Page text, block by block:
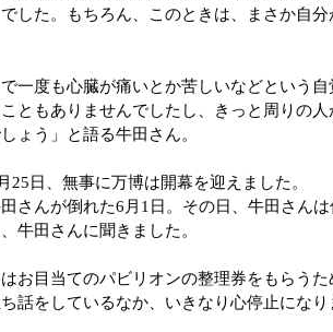
した。もちろん、このときは、まさか自
で一度も心臓が痛いとか苦しいなどという
ともありませんでしたし、きっと周りの
ょう」と語る牛田さん。
25日、無事に万博は開幕を迎えました。
さんが倒れた6月1日。その日、牛田さん
牛田さんに聞きました。
はお目当てのパビリオンの整理券をもらう
話をしているなか、いきなり心停止になり